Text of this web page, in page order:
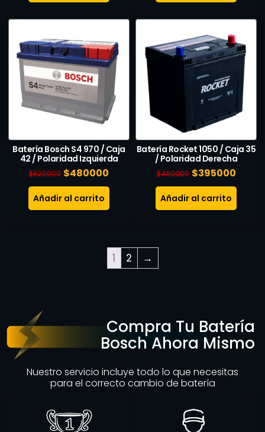
Batería Bosch S4 970 / Caja
42 / Polaridad Izquierda
$620000 $480000
Añadir al carrito
Batería Rocket 1050 / Caja 35
/ Polaridad Derecha
$480000 $395000
Añadir al carrito
1 2 →
Compra Tu Batería
Bosch Ahora Mismo
Nuestro servicio incluye todo lo que necesitas
para el correcto cambio de batería